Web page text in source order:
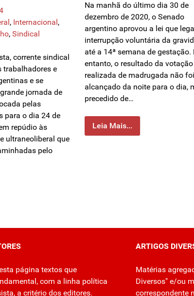
, Internacional ,
, Sindical
corrente sindical
trabalhadores e
e se
jornada de
pelas
para o dia 24 de
repúdio às
ultraneoliberal que
pelo
Na manhã do último dia 30 de
dezembro de 2020, o Senado
argentino aprovou a lei que
interrupção voluntária da
até a 14ª semana de gestação.
entanto, o resultado da votação
realizada de madrugada não foi
alcançado da noite para o dia,
precedido de…
Leia Mais...
página textos que
com a linha política
a critério dos editores.
ARTIGOS
Matérias
Diversos" e/ou
correspondente